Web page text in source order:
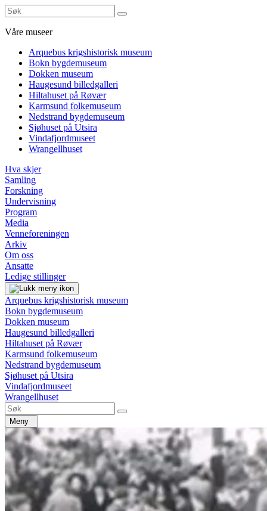
Våre museer
Arquebus krigshistorisk museum
Bokn bygdemuseum
Dokken museum
Haugesund billedgalleri
Hiltahuset på Røvær
Karmsund folkemuseum
Nedstrand bygdemuseum
Sjøhuset på Utsira
Vindafjordmuseet
Wrangellhuset
Hva skjer
Samling
Forskning
Undervisning
Program
Media
Venneforeningen
Arkiv
Om oss
Ansatte
Ledige stillinger
Arquebus krigshistorisk museum
Bokn bygdemuseum
Dokken museum
Haugesund billedgalleri
Hiltahuset på Røvær
Karmsund folkemuseum
Nedstrand bygdemuseum
Sjøhuset på Utsira
Vindafjordmuseet
Wrangellhuset
Meny